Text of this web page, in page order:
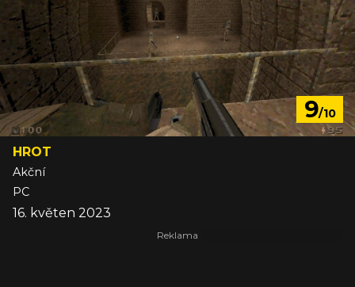
9/10
HROT
Akční
PC
16. květen 2023